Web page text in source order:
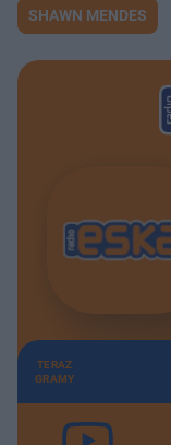
SHAWN MENDES
TERAZ
GRAMY